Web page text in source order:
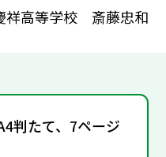
祥高等学校 斎藤忠和
判たて、7ページ